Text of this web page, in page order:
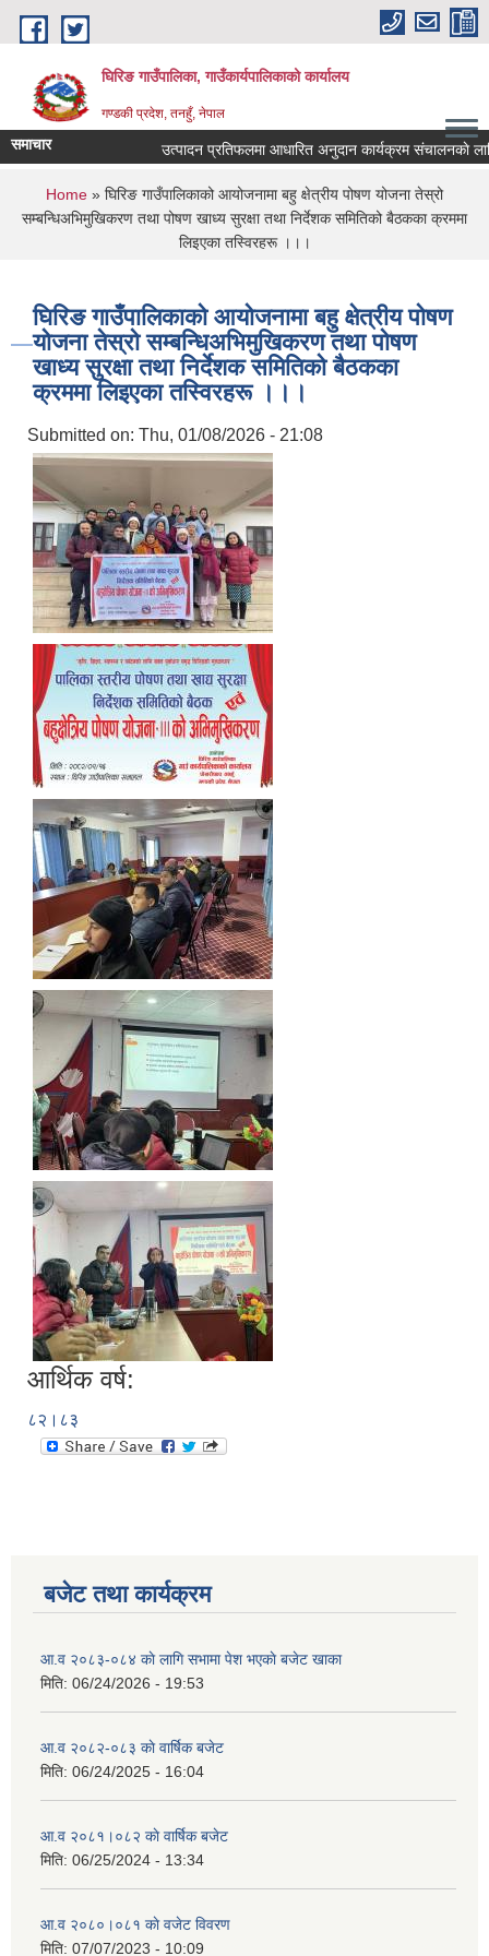
Skip to main content
घिरिङ गाउँपालिका, गाउँकार्यपालिकाको कार्यालय
गण्डकी प्रदेश, तनहुँ, नेपाल
समाचार उत्पादन प्रतिफलमा आधारित अनुदान कार्यक्रम संचालनकाे
You are here
Home » घिरिङ गाउँपालिकाको आयोजनामा बहु क्षेत्रीय पोषण योजना तेस्रो
सम्बन्धिअभिमुखिकरण तथा पोषण खाध्य सुरक्षा तथा निर्देशक समितिको बैठकका क्रममा
लिइएका तस्विरहरू ।।।
घिरिङ गाउँपालिकाको आयोजनामा बहु क्षेत्रीय पोषण
योजना तेस्रो सम्बन्धिअभिमुखिकरण तथा पोषण
खाध्य सुरक्षा तथा निर्देशक समितिको बैठकका
क्रममा लिइएका तस्विरहरू ।।।
Submitted on: Thu, 01/08/2026 - 21:08
आर्थिक वर्ष:
८२।८३
बजेट तथा कार्यक्रम
आ.व २०८३-०८४ काे लागि सभामा पेश भएकाे बजेट खाका
मिति: 06/24/2026 - 19:53
आ.व २०८२-०८३ काे वार्षिक बजेट
मिति: 06/24/2025 - 16:04
आ.व २०८१।०८२ काे वार्षिक बजेट
मिति: 06/25/2024 - 13:34
आ.व २०८०।०८१ काे वजेट विवरण
मिति: 07/07/2023 - 10:09